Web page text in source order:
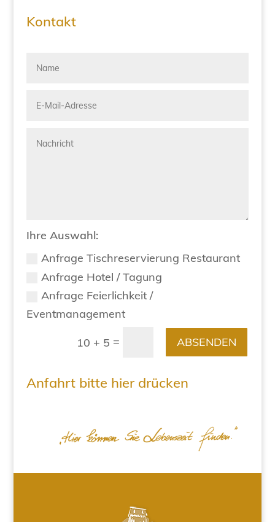
Kontakt
Ihre Auswahl:
Anfrage Tischreservierung Restaurant
Anfrage Hotel / Tagung
Anfrage Feierlichkeit /
Eventmanagement
10 + 5 = ABSENDEN
Anfahrt bitte hier drücken